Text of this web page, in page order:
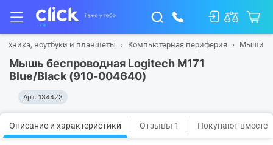
ноутбуки и планшеты Компьютерная периферия Мыши
Мышь беспроводная Logitech M171
Blue/Black (910-004640)
Арт. 134423
Описание и характеристики Отзывы 1 Покупают вместе